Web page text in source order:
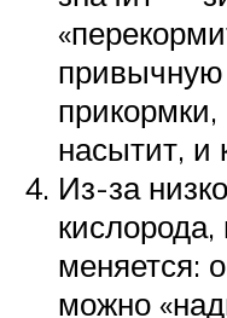
привычную
насытит, и
Из-за
меняется:
можно